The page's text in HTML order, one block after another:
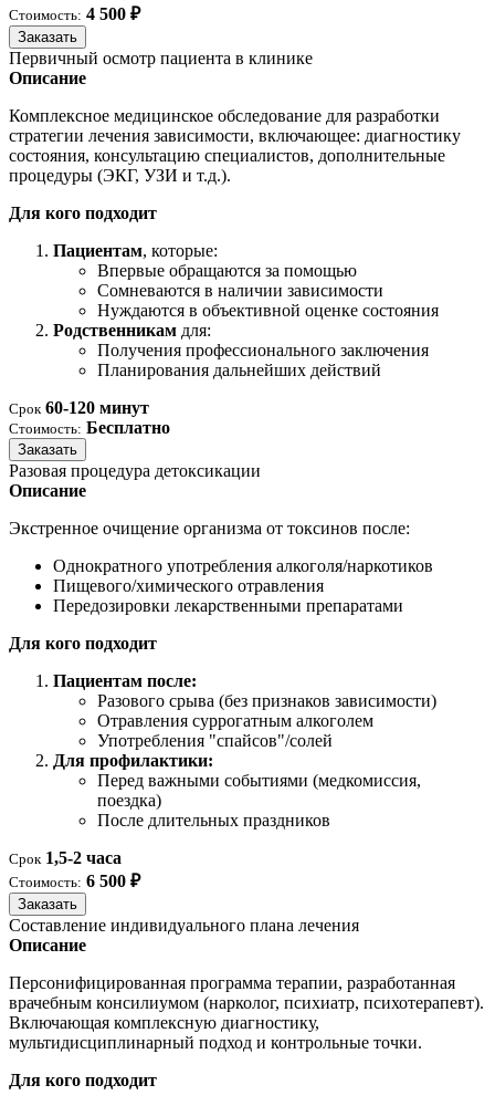
Стоимость: 4 500 ₽
Заказать
Первичный осмотр пациента в клинике
Описание
Комплексное медицинское обследование для разработки
стратегии лечения зависимости, включающее: диагностику
состояния, консультацию специалистов, дополнительные
процедуры (ЭКГ, УЗИ и т.д.).
Для кого подходит
Пациентам, которые:
Впервые обращаются за помощью
Сомневаются в наличии зависимости
Нуждаются в объективной оценке состояния
Родственникам для:
Получения профессионального заключения
Планирования дальнейших действий
Срок 60-120 минут
Стоимость: Бесплатно
Заказать
Разовая процедура детоксикации
Описание
Экстренное очищение организма от токсинов после:
Однократного употребления алкоголя/наркотиков
Пищевого/химического отравления
Передозировки лекарственными препаратами
Для кого подходит
Пациентам после:
Разового срыва (без признаков зависимости)
Отравления суррогатным алкоголем
Употребления "спайсов"/солей
Для профилактики:
Перед важными событиями (медкомиссия,
поездка)
После длительных праздников
Срок 1,5-2 часа
Стоимость: 6 500 ₽
Заказать
Составление индивидуального плана лечения
Описание
Персонифицированная программа терапии, разработанная
врачебным консилиумом (нарколог, психиатр, психотерапевт).
Включающая комплексную диагностику,
мультидисциплинарный подход и контрольные точки.
Для кого подходит